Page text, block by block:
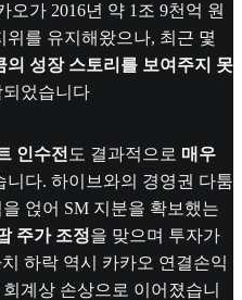
오가 2016년 약 1조 9천억 원
를 유지해왔으나, 최근 몇
의 성장 스토리를 보여주지 못
었습니다
인수전 도 결과적으로 매우
니다. 하이브와의 경영권 다툼
얹어 SM 지분을 확보했는
주가 조정을 맞으며 투자가
하락 역시 카카오 연결손익
계상 손상으로 이어졌습니